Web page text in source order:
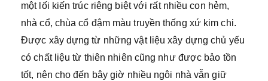
một lối kiến trúc riêng biệt với rất nhiều con hẻm,
nhà cổ, chùa cổ đậm màu truyền thống xứ kim chi.
Được xây dựng từ những vật liệu xây dựng chủ yếu
có chất liệu từ thiên nhiên cũng như được bảo tồn
tốt, nên cho đến bây giờ nhiều ngôi nhà vẫn giữ